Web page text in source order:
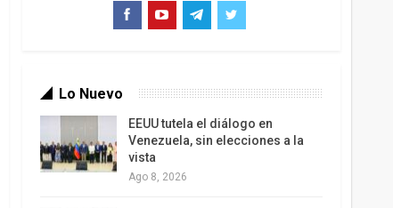
Lo Nuevo
EEUU tutela el diálogo en
Venezuela, sin elecciones a la
vista
Ago 8, 2026